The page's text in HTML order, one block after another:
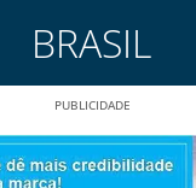
BRASIL
PUBLICIDADE